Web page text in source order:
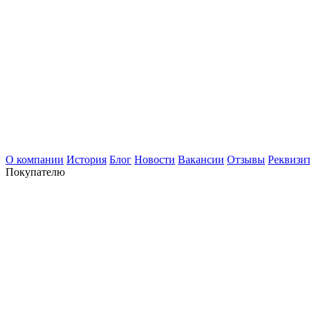
О компании История Блог Новости Вакансии Отзывы
Покупателю